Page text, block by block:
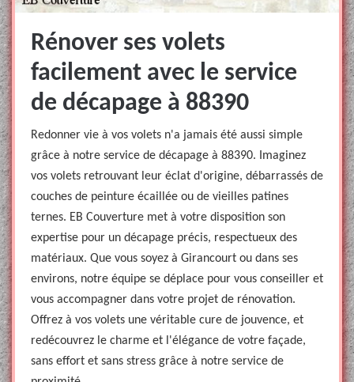
Rénover ses volets
facilement avec le service
de décapage à 88390
Redonner vie à vos volets n'a jamais été aussi simple
grâce à notre service de décapage à 88390. Imaginez
vos volets retrouvant leur éclat d'origine, débarrassés de
couches de peinture écaillée ou de vieilles patines
ternes. EB Couverture met à votre disposition son
expertise pour un décapage précis, respectueux des
matériaux. Que vous soyez à Girancourt ou dans ses
environs, notre équipe se déplace pour vous conseiller et
vous accompagner dans votre projet de rénovation.
Offrez à vos volets une véritable cure de jouvence, et
redécouvrez le charme et l'élégance de votre façade,
sans effort et sans stress grâce à notre service de